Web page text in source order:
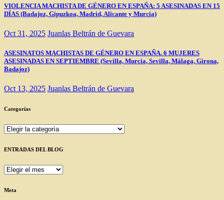
VIOLENCIA MACHISTA DE GÉNERO EN ESPAÑA: 5 ASESINADAS EN 15
DÍAS (Badajoz, Gipuzkoa, Madrid, Alicante y Murcia)
Oct 31, 2025 Juanlas Beltrán de Guevara
ASESINATOS MACHISTAS DE GÉNERO EN ESPAÑA. 6 MUJERES
ASESINADAS EN SEPTIEMBRE (Sevilla, Murcia, Sevilla, Málaga, Girona,
Badajoz)
Oct 13, 2025 Juanlas Beltrán de Guevara
Categorías
Categorías
ENTRADAS DEL BLOG
ENTRADAS
BLOG
Meta